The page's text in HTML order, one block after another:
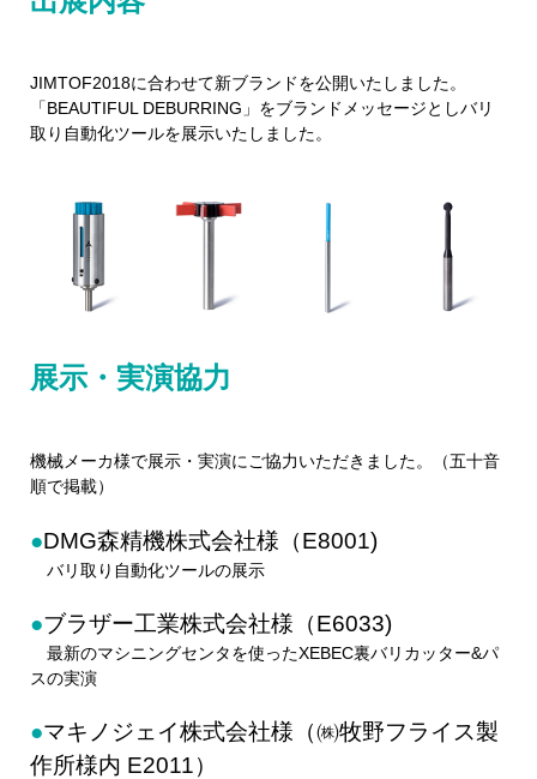
JIMTOF2018に合わせて新ブランドを公開いたしました。
「BEAUTIFUL DEBURRING」をブランドメッセージとしバリ
取り自動化ツールを展示いたしました。
展示・実演協力
機械メーカ様で展示・実演にご協力いただきました。（五十音
順で掲載）
●DMG森精機株式会社様（E8001)
バリ取り自動化ツールの展示
●ブラザー工業株式会社様（E6033)
最新のマシニングセンタを使ったXEBEC裏バリカッター&パ
スの実演
●マキノジェイ株式会社様（㈱牧野フライス製
作所様内 E2011）